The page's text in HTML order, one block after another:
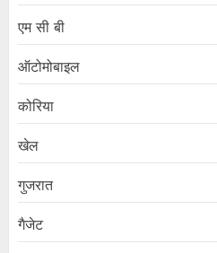
एम सी बी
ऑटोमोबाइल
कोरिया
खेल
गुजरात
गैजेट